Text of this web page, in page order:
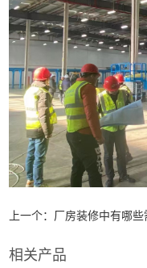
上一个： 厂房装修中有哪些需要特别留意的细
相关产品